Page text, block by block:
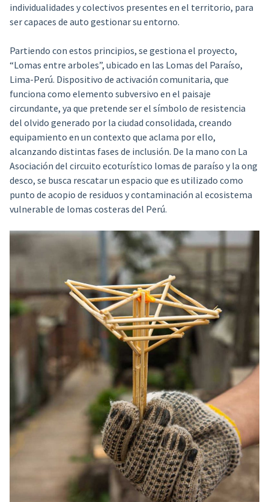
individualidades y colectivos presentes en el territorio, para
ser capaces de auto gestionar su entorno.
Partiendo con estos principios, se gestiona el proyecto,
“Lomas entre arboles”, ubicado en las Lomas del Paraíso,
Lima-Perú. Dispositivo de activación comunitaria, que
funciona como elemento subversivo en el paisaje
circundante, ya que pretende ser el símbolo de resistencia
del olvido generado por la ciudad consolidada, creando
equipamiento en un contexto que aclama por ello,
alcanzando distintas fases de inclusión. De la mano con La
Asociación del circuito ecoturístico lomas de paraíso y la ong
desco, se busca rescatar un espacio que es utilizado como
punto de acopio de residuos y contaminación al ecosistema
vulnerable de lomas costeras del Perú.